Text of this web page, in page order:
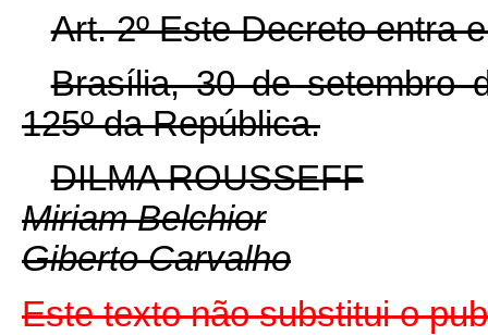
Art. 2º Este Decreto entra
Brasília, 30 de setembro
125º da República.
DILMA ROUSSEFF
Miriam Belchior
Giberto Carvalho
Este texto não substitui o